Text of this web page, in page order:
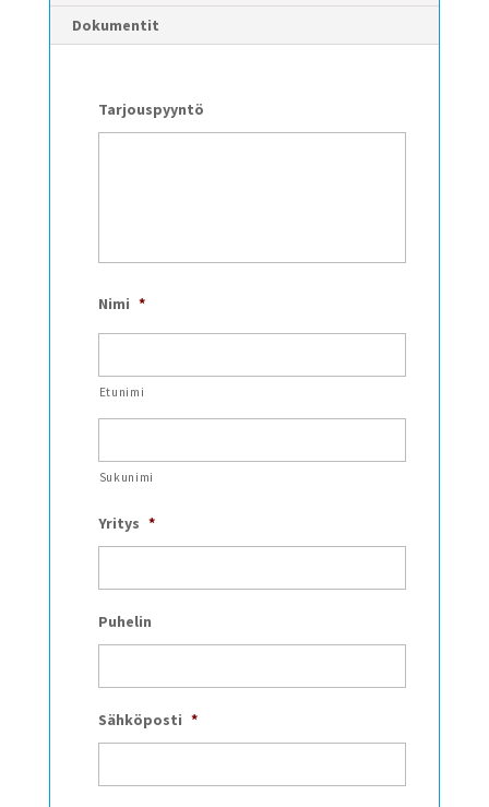
Dokumentit
Tarjouspyyntö
Nimi *
Etunimi
Sukunimi
Yritys *
Puhelin
Sähköposti *